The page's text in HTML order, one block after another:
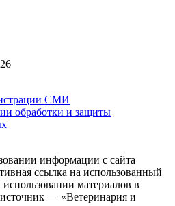
СМИ
обработки и защиты
информации с сайта
ссылка на использованный
материалов в
— «Ветеринария и